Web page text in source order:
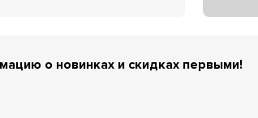
о новинках и скидках первыми!